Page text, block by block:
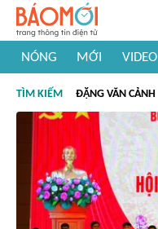
NÓNG MỚI VIDEO
#Khám phá thế giới
TÌM KIẾM ĐẶNG VĂN CẢNH